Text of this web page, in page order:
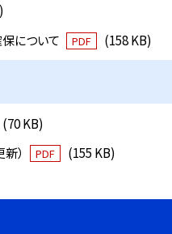
について
PDF (158 KB)
(70 KB)
）
PDF (155 KB)